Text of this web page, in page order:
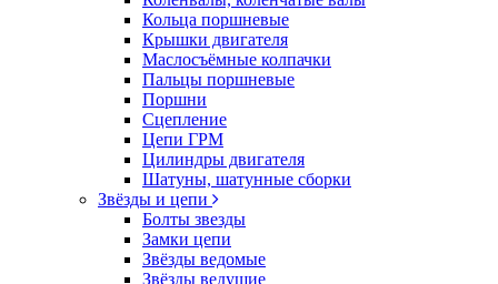
Кольца поршневые
Крышки двигателя
Маслосъёмные колпачки
Пальцы поршневые
Поршни
Сцепление
Цепи ГРМ
Цилиндры двигателя
Шатуны, шатунные сборки
Звёзды и цепи
Болты звезды
Замки цепи
Звёзды ведомые
Звёзды ведущие